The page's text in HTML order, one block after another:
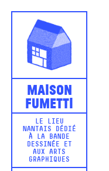
Maison
Fumetti
LE LIEU
NANTAIS DÉDIÉ
À LA BANDE
DESSINÉE ET
AUX ARTS
GRAPHIQUES